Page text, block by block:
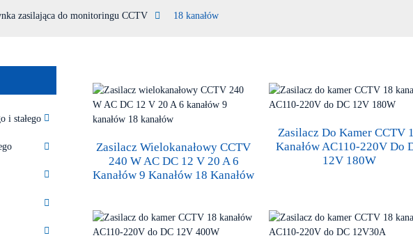
zasilająca do monitoringu CCTV 18 kanałów
i stałego
Zasilacz Wielokanałowy CCTV
240 W AC DC 12 V 20 A 6
Kanałów 9 Kanałów 18 Kanałów
Zasilacz Do Kamer CCTV
Kanałów AC110-220V Do
12V 180W